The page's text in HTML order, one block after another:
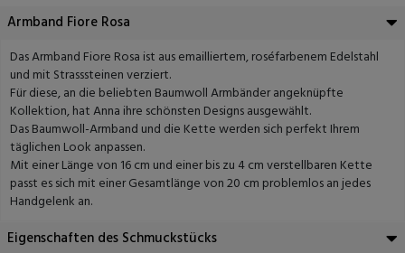
Armband Fiore Rosa
Das Armband Fiore Rosa ist aus emailliertem, roséfarbenem Edelstahl
und mit Strasssteinen verziert.
Für diese, an die beliebten Baumwoll Armbänder angeknüpfte
Kollektion, hat Anna ihre schönsten Designs ausgewählt.
Das Baumwoll-Armband und die Kette werden sich perfekt Ihrem
täglichen Look anpassen.
Mit einer Länge von 16 cm und einer bis zu 4 cm verstellbaren Kette
passt es sich mit einer Gesamtlänge von 20 cm problemlos an jedes
Handgelenk an.
Eigenschaften des Schmuckstücks